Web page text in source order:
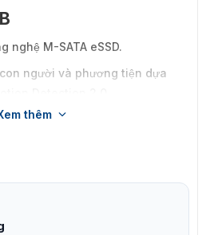
nghệ M-SATA eSSD.
người và phương tiện dựa
học sâu.
trục.
thêm